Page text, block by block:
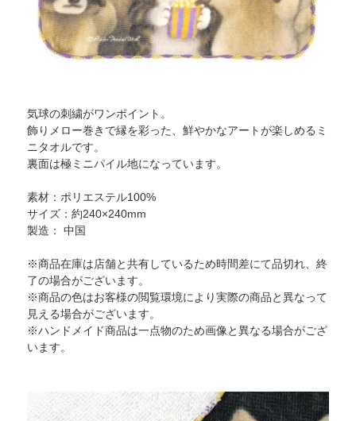
気球の刺繍がワンポイント。
飾りメロー巻きで縁を彩った、鮮やかなアートが楽しめるミ
ニタオルです。
裏面は極ミニパイル地になっています。
素材：ポリエステル100%
サイズ：約240×240mm
製造： 中国
※商品在庫は店舗と共有しているため時間差にて品切れ、終
了の場合がございます。
※商品の色はお客様の閲覧環境により実際の商品と異なって
見える場合がございます。
※ハンドメイド商品は一点物のため画像と異なる場合がござ
います。